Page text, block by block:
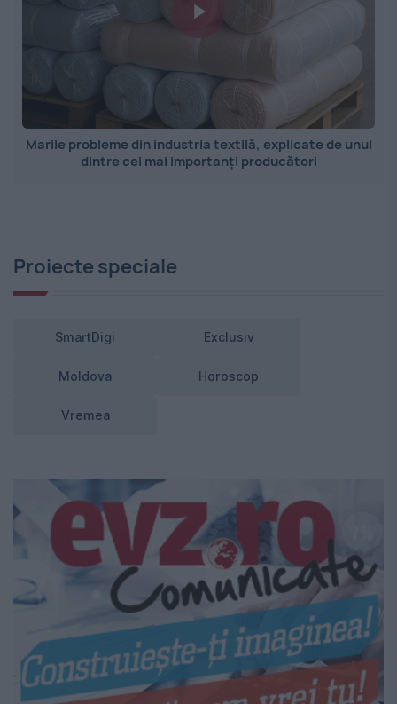
Marile probleme din industria textilă, explicate de unul
dintre cei mai importanți producători
Proiecte speciale
SmartDigi Exclusiv
Moldova Horoscop
Vremea